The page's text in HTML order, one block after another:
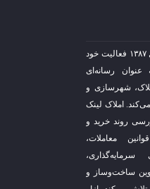
«املاک لینک» از سال ۱۳۸۷ فعالیت خود
عنوان رسانه‌ای
شهرسازی و
املاک لینک
روند خرید و
معاملات،
ساخت‌وساز و